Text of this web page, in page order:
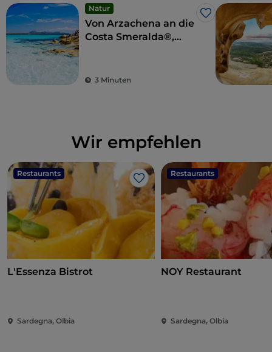
Natur
Like
Von Arzachena an die
Costa Smeralda®,
3 Minuten
Wir empfehlen
Restaurants
Like
L'Essenza Bistrot
Sardegna, Olbia
Restaurants
NOY Restaurant
Sardegna, Olbia